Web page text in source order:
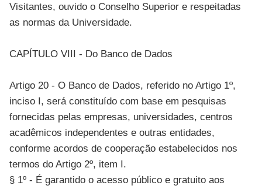
Visitantes, ouvido o Conselho Superior e respeitadas
as normas da Universidade.
CAPÍTULO VIII - Do Banco de Dados
Artigo 20 - O Banco de Dados, referido no Artigo 1º,
inciso I, será constituído com base em pesquisas
fornecidas pelas empresas, universidades, centros
acadêmicos independentes e outras entidades,
conforme acordos de cooperação estabelecidos nos
termos do Artigo 2º, item I.
§ 1º - É garantido o acesso público e gratuito aos